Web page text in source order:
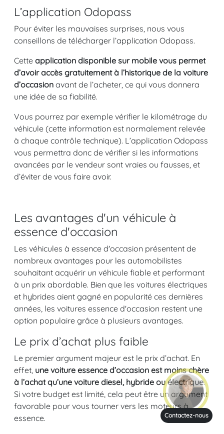
L’application Odopass
Pour éviter les mauvaises surprises, nous vous
conseillons de télécharger l’application Odopass.
Cette application disponible sur mobile vous permet
d’avoir accès gratuitement à l’historique de la voiture
d’occasion avant de l’acheter, ce qui vous donnera
une idée de sa fiabilité.
Vous pourrez par exemple vérifier le kilométrage du
véhicule (cette information est normalement relevée
à chaque contrôle technique). L’application Odopass
vous permettra donc de vérifier si les informations
avancées par le vendeur sont vraies ou fausses, et
d’éviter de vous faire avoir.
Les avantages d'un véhicule à
essence d'occasion
Les véhicules à essence d'occasion présentent de
nombreux avantages pour les automobilistes
souhaitant acquérir un véhicule fiable et performant
à un prix abordable. Bien que les voitures électriques
et hybrides aient gagné en popularité ces dernières
années, les voitures essence d'occasion restent une
option populaire grâce à plusieurs avantages.
Le prix d’achat plus faible
Le premier argument majeur est le prix d’achat. En
effet, une voiture essence d’occasion est moins chère
à l’achat qu’une voiture diesel, hybride ou électrique.
Si votre budget est limité, cela peut être un argument
favorable pour vous tourner vers les moteurs à
essence.
Contactez-nous